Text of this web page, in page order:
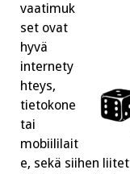
vaatimuk
set ovat
hyvä
internety
hteys,
tietokone
tai
mobiililait
e, sekä siihen